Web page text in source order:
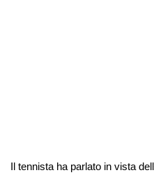
Il tennista ha parlato in vista